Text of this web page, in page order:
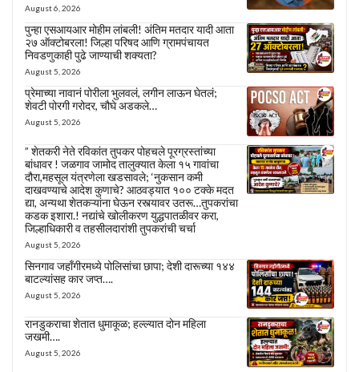
August 6, 2026
पुन्हा एसआयआर मोहीम लांबली! अंतिम मतदार यादी आता
२७ ऑक्टोबरला! जिल्हा परिषद आणि ग्रामपंचायत
निवडणुकाही पुढे जाण्याची शक्यता?
August 5, 2026
प्रेमाच्या नावानं पोरीला भुलवलं, लगीन लाऊन घेतलं;
शेवटी पोरगी गरोदर, चौघे अडकले…
August 5, 2026
” शेतकरी नेते रविकांत तुपकर पोहचले पूरग्रस्तांच्या
बांधावर ! जळगाव जामोद तालुक्यात केला १५ गावांचा
दौरा,महसूल यंत्रणेला खडसावले; ‘नुकसान कमी
दाखवण्याचे आदेश कुणाचे? आठवड्यात १०० टक्के मदत
द्या, अन्यथा शेतकऱ्यांना घेऊन रस्त्यावर उतरू…तुपकरांचा
कडक इशारा.! नद्यांचे खोलीकरण युद्धपातळीवर करा,
जिल्हाधिकारी व तहसीलदारांशी तुपकरांची चर्चा
August 5, 2026
सिनगाव जहाँगीरमध्ये पोलिसांचा छापा; देशी दारूच्या १४४
बाटल्यांसह कार जप्त….
August 5, 2026
रानडुकराचा शेतात धुमाकूळ; हल्ल्यात दोन महिला
जखमी….
August 5, 2026